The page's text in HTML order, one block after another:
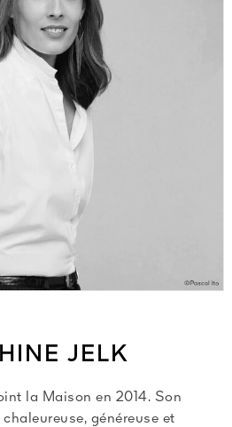
JELK
la Maison en 2014. Son
généreuse et